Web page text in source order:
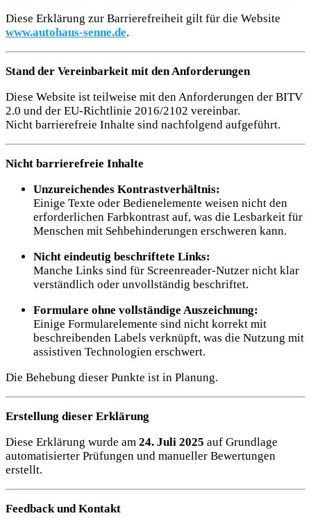
Diese Erklärung zur Barrierefreiheit gilt für die Website
www.autohaus-senne.de.
Stand der Vereinbarkeit mit den Anforderungen
Diese Website ist teilweise mit den Anforderungen der BITV
2.0 und der EU-Richtlinie 2016/2102 vereinbar.
Nicht barrierefreie Inhalte sind nachfolgend aufgeführt.
Nicht barrierefreie Inhalte
Unzureichendes Kontrastverhältnis:
Einige Texte oder Bedienelemente weisen nicht den
erforderlichen Farbkontrast auf, was die Lesbarkeit für
Menschen mit Sehbehinderungen erschweren kann.
Nicht eindeutig beschriftete Links:
Manche Links sind für Screenreader-Nutzer nicht klar
verständlich oder unvollständig beschriftet.
Formulare ohne vollständige Auszeichnung:
Einige Formularelemente sind nicht korrekt mit
beschreibenden Labels verknüpft, was die Nutzung mit
assistiven Technologien erschwert.
Die Behebung dieser Punkte ist in Planung.
Erstellung dieser Erklärung
Diese Erklärung wurde am 24. Juli 2025 auf Grundlage
automatisierter Prüfungen und manueller Bewertungen
erstellt.
Feedback und Kontakt